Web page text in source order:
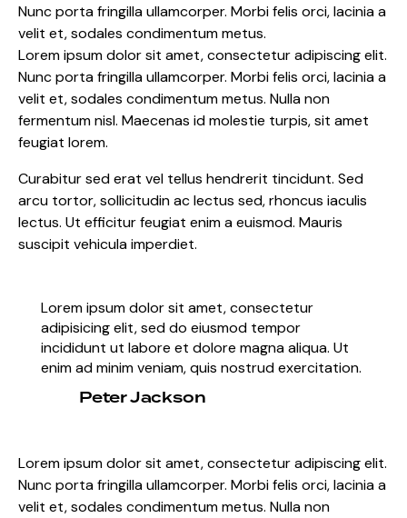
Nunc porta fringilla ullamcorper. Morbi felis orci, lacinia a
velit et, sodales condimentum metus.
Lorem ipsum dolor sit amet, consectetur adipiscing elit.
Nunc porta fringilla ullamcorper. Morbi felis orci, lacinia a
velit et, sodales condimentum metus. Nulla non
fermentum nisl. Maecenas id molestie turpis, sit amet
feugiat lorem.
Curabitur sed erat vel tellus hendrerit tincidunt. Sed
arcu tortor, sollicitudin ac lectus sed, rhoncus iaculis
lectus. Ut efficitur feugiat enim a euismod. Mauris
suscipit vehicula imperdiet.
Lorem ipsum dolor sit amet, consectetur
adipisicing elit, sed do eiusmod tempor
incididunt ut labore et dolore magna aliqua. Ut
enim ad minim veniam, quis nostrud exercitation.
Peter Jackson
Lorem ipsum dolor sit amet, consectetur adipiscing elit.
Nunc porta fringilla ullamcorper. Morbi felis orci, lacinia a
velit et, sodales condimentum metus. Nulla non